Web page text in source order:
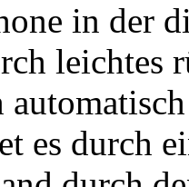
in der
leichtes
es durch